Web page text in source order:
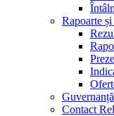
Rapoarte
Contact